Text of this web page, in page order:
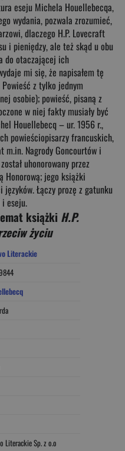
eseju Michela Houellebecqa,
wydania, pozwala zrozumieć,
dlaczego H.P. Lovecraft
i pieniędzy, ale też skąd u obu
do otaczającej ich
mi się, że napisałem tę
z tylko jednym
osobie); powieść, pisaną z
w niej fakty musiały być
Houellebecq – ur. 1956 r.,
powieściopisarzy francuskich,
m.in. Nagrody Goncourtów i
uhonorowany przez
Honorową; jego książki
Łączy prozę z gatunku
eseju.
książki H.P.
życiu
Literackie
Literackie Sp. z o.o